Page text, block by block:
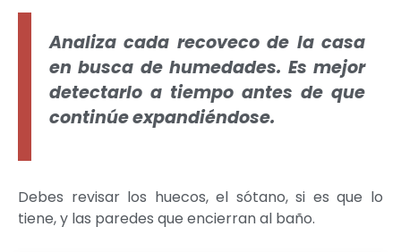
Analiza cada recoveco de la casa
en busca de humedades. Es mejor
detectarlo a tiempo antes de que
continúe expandiéndose.
Debes revisar los huecos, el sótano, si es que lo
tiene, y las paredes que encierran al baño.